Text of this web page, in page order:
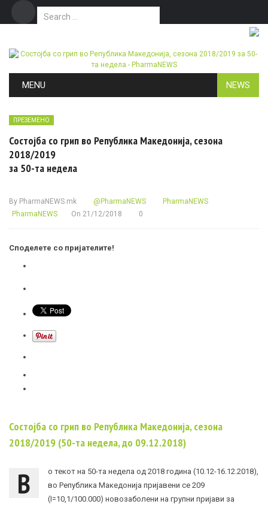
Search for:
MENU NEWS
ПРЕЗЕМЕНО
Состојба со грип во Република Македонија, сезона
2018/2019
за 50-та недела
By PharmaNEWS.mk @PharmaNEWS
PharmaNEWS
PharmaNEWS
On 21/12/2018 0
Споделете со пријателите!
Состојба со грип во Република Македонија, сезона
2018/2019 (50-та недела, до 09.12.2018)
В
о текот на 50-та недела од 2018 година (10.12-16.12.2018),
во Република Македонија пријавени се 209
(I=10,1/100.000) новозаболени на групни пријави за